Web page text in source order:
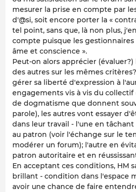
mesurer la prise en compte par
d'@si, soit encore porter la «
tel point, sans que, là non plus,
compte puisque les
âme et conscience ».
Peut-on alors apprécier
des autres sur les mêmes
gérer sa liberté d'expression à
engagements vis à vis du
de dogmatisme que donnent
parole), les autres vont essayer
dans leur travail - l'une en
au patron (voir l'échange sur le
modérer un forum); l'autre en
patron autoritaire et en
En acceptant ces conditions, HM
brillant - condition dans l'espace
avoir une chance de faire